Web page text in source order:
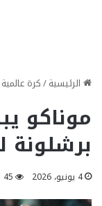
الرئيسية/كرة عالمية
موناكو
برشلونة
4 يونيو، 2026 45